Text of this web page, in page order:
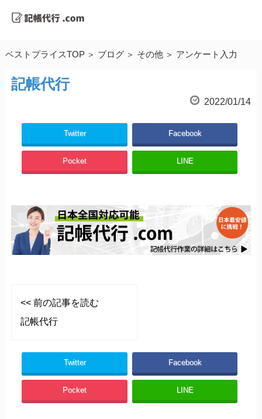
ベストプライスTOP ブログ その他 アンケート入力
記帳代行
2022/01/14
Twitter Facebook
Pocket LINE
<< 前の記事を読む
記帳代行
Twitter Facebook
Pocket LINE